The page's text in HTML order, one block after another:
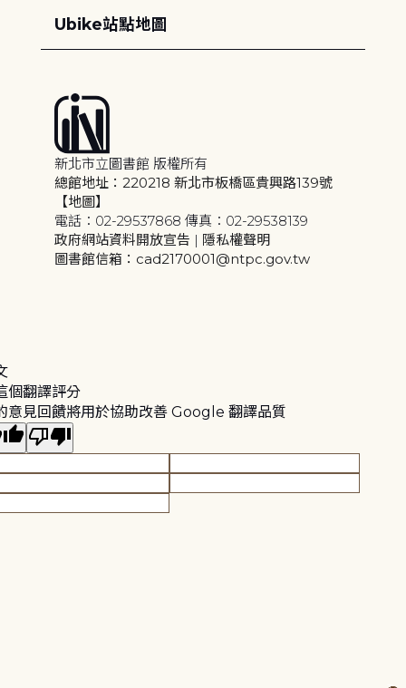
Ubike站點地圖
新北市立圖書館 版權所有
總館地址：220218 新北市板橋區貴興路139號
【地圖】
電話：02-29537868 傳真：02-29538139
政府網站資料開放宣告 | 隱私權聲明
圖書館信箱：cad2170001@ntpc.gov.tw
個翻譯評分
意見回饋將用於協助改善 Google 翻譯品質